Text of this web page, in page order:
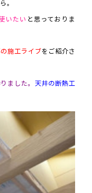
。
いたい と思っておりま
施工ライブをご紹介さ
ました。 天井の断熱工